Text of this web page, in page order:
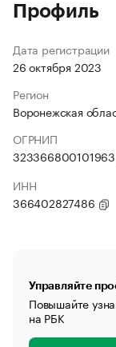
Профиль
Дата регистрации
26 октября 2023
Регион
Воронежская
ОГРНИП
323366800101963
ИНН
366402827486
Управляйте
Повышайте
на РБК